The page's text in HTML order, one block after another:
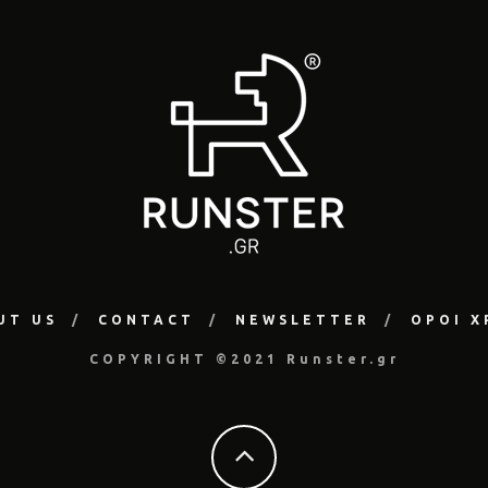
US CONTACT NEWSLETTER ΟΡΟΙ
COPYRIGHT ©2021 Runster.gr